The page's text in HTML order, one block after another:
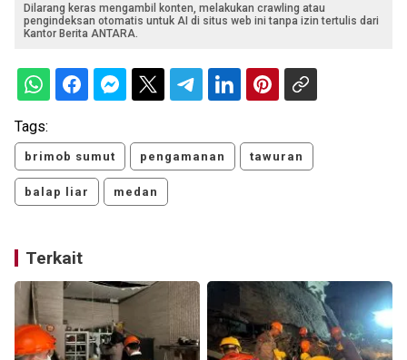
Dilarang keras mengambil konten, melakukan crawling atau
pengindeksan otomatis untuk AI di situs web ini tanpa izin tertulis dari
Kantor Berita ANTARA.
Tags:
brimob sumut pengamanan tawuran
balap liar medan
Terkait